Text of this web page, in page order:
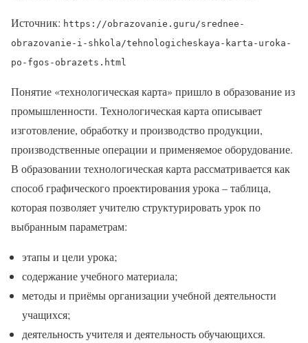
Источник: https://obrazovanie.guru/srednee-
obrazovanie-i-shkola/tehnologicheskaya-karta-uroka-
po-fgos-obrazets.html
Понятие «технологическая карта» пришло в образование из
промышленности. Технологическая карта описывает
изготовление, обработку и производство продукции,
производственные операции и применяемое оборудование.
В образовании технологическая карта рассматривается как
способ графического проектирования урока – таблица,
которая позволяет учителю структурировать урок по
выбранным параметрам:
этапы и цели урока;
содержание учебного материала;
методы и приёмы организации учебной деятельности
учащихся;
деятельность учителя и деятельность обучающихся.